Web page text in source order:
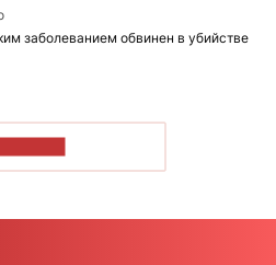
заболеванием обвинен в убийстве